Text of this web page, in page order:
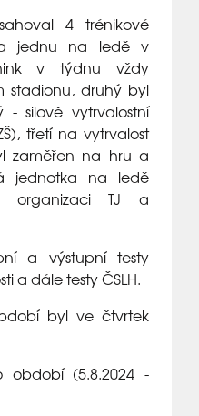
4 trénikové
jednu na ledě v
v týdnu vždy
stadionu, druhý byl
- silově vytrvalostní
třetí na vytrvalost
zaměřen na hru a
jednotka na ledě
organizaci TJ a
a výstupní testy
a dále testy ČSLH.
byl ve čtvrtek
období (5.8.2024 -